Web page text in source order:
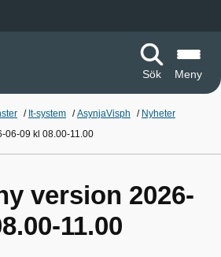
Sök
Meny
/ It-system /AsynjaVisph / Nyheter
06-09 kl 08.00-11.00
version 2026-
11.00